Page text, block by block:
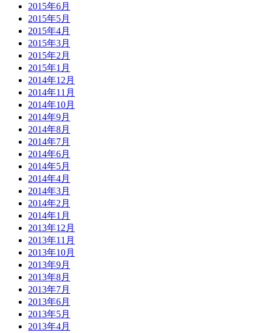
2015年6月
2015年5月
2015年4月
2015年3月
2015年2月
2015年1月
2014年12月
2014年11月
2014年10月
2014年9月
2014年8月
2014年7月
2014年6月
2014年5月
2014年4月
2014年3月
2014年2月
2014年1月
2013年12月
2013年11月
2013年10月
2013年9月
2013年8月
2013年7月
2013年6月
2013年5月
2013年4月